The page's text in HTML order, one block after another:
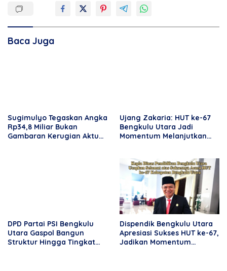
Baca Juga
Sugimulyo Tegaskan Angka
Rp34,8 Miliar Bukan
Gambaran Kerugian Aktual
Ujang Zakaria: HUT ke-67
Bengkulu Utara Jadi
Momentum Melanjutkan
DPD Partai PSI Bengkulu
Utara Gaspol Bangun
Struktur Hingga Tingkat
Dispendik Bengkulu Utara
Apresiasi Sukses HUT ke-67,
Jadikan Momentum